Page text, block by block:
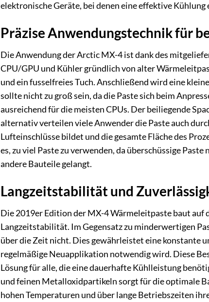
elektronische Geräte, bei denen eine effektive
Präzise Anwendungstechnik für
Die Anwendung der Arctic MX-4 ist dank des
CPU/GPU und Kühler gründlich von alter
und ein fusselfreies Tuch. Anschließend wird eine
sollte nicht zu groß sein, da die Paste sich beim
ausreichend für die meisten CPUs. Der beiliegende
alternativ verteilen viele Anwender die Paste auch
Lufteinschlüsse bildet und die gesamte Fläche des
es, zu viel Paste zu verwenden, da überschüssige
andere Bauteile gelangt.
Langzeitstabilität und
Die 2019er Edition der MX-4 Wärmeleitpaste baut auf
Langzeitstabilität. Im Gegensatz zu minderwertigen
über die Zeit nicht. Dies gewährleistet eine konstante
regelmäßige Neuapplikation notwendig wird. Diese
Lösung für alle, die eine dauerhafte Kühlleistung
und feinen Metalloxidpartikeln sorgt für die optimale
hohen Temperaturen und über lange Betriebszeiten